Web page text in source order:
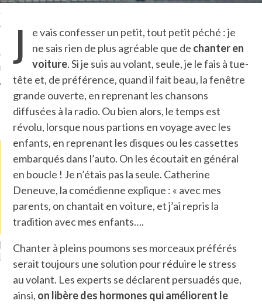
ARCACHON
LA PHOTO
ATTACHÉS À LA
DE L’AMBASSADE
À PARIS. POURQUOI
? POUR QUI ?
UN GRONDIN FOURRÉ AUX
CHAMPIGNONS ET AUX
LARDONS DANS LA HALLE
DE DAX. ET POURQUOI PAS
?
J
e vais confesser un petit, tout petit péché : je
ne sais rien de plus agréable que de chanter en
voiture. Si je suis au volant, seule, je le fais à tue-
tête et, de préférence, quand il fait beau, la fenêtre
grande ouverte, en reprenant les chansons
diffusées à la radio. Ou bien alors, le temps est
révolu, lorsque nous partions en voyage avec les
enfants, en reprenant les disques ou les cassettes
embarqués dans l’auto. On les écoutait en général
en boucle ! Je n’étais pas la seule. Catherine
Deneuve, la comédienne explique : « avec mes
parents, on chantait en voiture, et j’ai repris la
tradition avec mes enfants….
Chanter à pleins poumons ses morceaux préférés
serait toujours une solution pour réduire le stress
au volant. Les experts se déclarent persuadés que,
ainsi, on libère des hormones qui améliorent le